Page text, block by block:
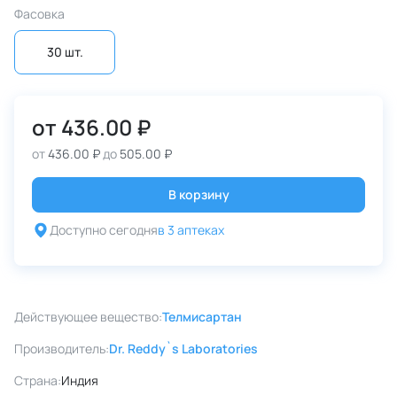
Фасовка
30 шт.
от 436.00 ₽
от436.00 ₽до 505.00 ₽
В корзину
Доступно сегодняв 3 аптеках
Действующее вещество:Телмисартан
Производитель:Dr. Reddy`s Laboratories
Страна:Индия